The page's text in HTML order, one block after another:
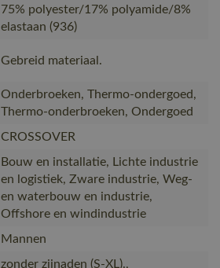
75% polyester/17% polyamide/8%
elastaan (936)
Gebreid materiaal.
Onderbroeken, Thermo-ondergoed,
Thermo-onderbroeken, Ondergoed
CROSSOVER
Bouw en installatie, Lichte industrie
en logistiek, Zware industrie, Weg-
en waterbouw en industrie,
Offshore en windindustrie
Mannen
zonder zijnaden (S-XL).,